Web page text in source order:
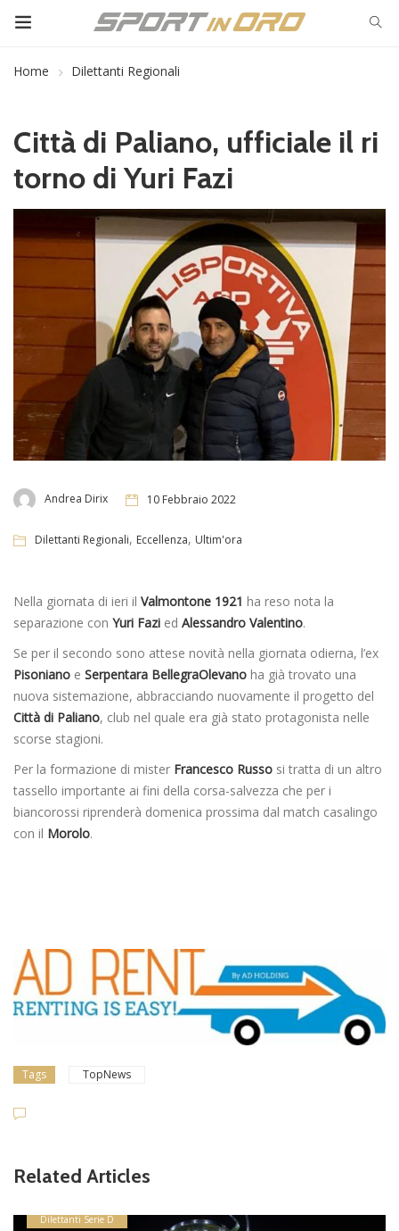
Home Dilettanti Regionali
Città di Paliano, ufficiale il ri
torno di Yuri Fazi
Andrea Dirix 10 Febbraio 2022
Dilettanti Regionali, Eccellenza, Ultim'ora
Nella giornata di ieri il Valmontone 1921 ha reso nota la
separazione con Yuri Fazi ed Alessandro Valentino.
Se per il secondo sono attese novità nella giornata odierna, l’ex
Pisoniano e Serpentara BellegraOlevano ha già trovato una
nuova sistemazione, abbracciando nuovamente il progetto del
Città di Paliano, club nel quale era già stato protagonista nelle
scorse stagioni.
Per la formazione di mister Francesco Russo si tratta di un altro
tassello importante ai fini della corsa-salvezza che per i
biancorossi riprenderà domenica prossima dal match casalingo
con il Morolo.
Tags TopNews
Related Articles
Dilettanti Serie D